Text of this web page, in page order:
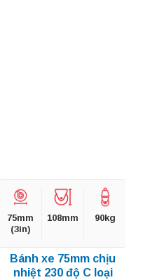
75mm
(3in)
108mm 90kg
Bánh xe 75mm chịu
nhiệt 230 độ C loại